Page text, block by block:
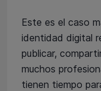
Este es el caso
identidad digital
publicar,
muchos
tienen tiempo